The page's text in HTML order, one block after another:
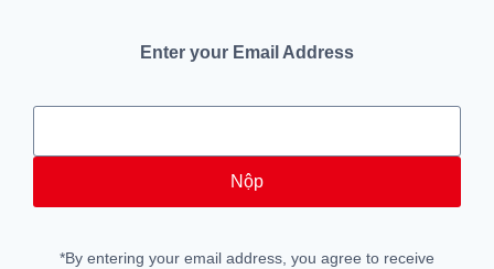
Enter your Email Address
Nộp
*By entering your email address, you agree to receive